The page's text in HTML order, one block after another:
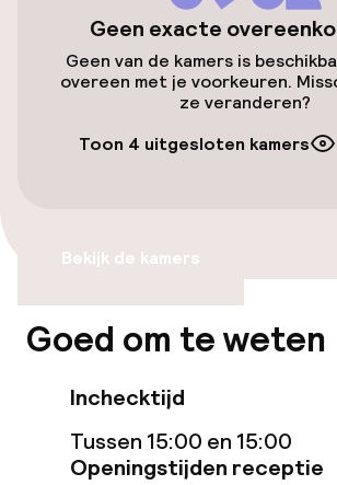
Overal rolstoeltoegankelijk
Lift
geoptimaliseerde kamers
Voor toegankelijkheid
geoptimaliseerde kamers
Zwemmen & wellness
Zoetwater buitenzwembad
Ligstoelen
Geen exacte
Geen van de kamers is
overeen met je voorkeuren.
ze veranderen?
Toon 4 uitgesloten kamers
Bekijk de kamers
Goed om te weten
Inchecktijd
Tussen 15:00 en 15:00
Openingstijden receptie